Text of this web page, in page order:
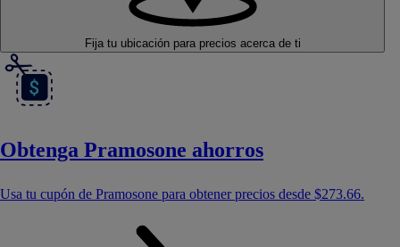
Fija tu ubicación para precios acerca de ti
Obtenga Pramosone ahorros
Usa tu cupón de Pramosone para obtener precios desde $273.66.